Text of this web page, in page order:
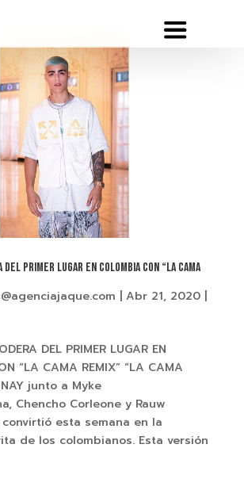
DEL PRIMER LUGAR EN COLOMBIA CON “LA CAMA
| Abr 21, 2020|
DEL PRIMER LUGAR EN
“LA CAMA REMIX” “LA CAMA
junto a Myke
Chencho Corleone y Rauw
esta semana en la
de los colombianos. Esta versión